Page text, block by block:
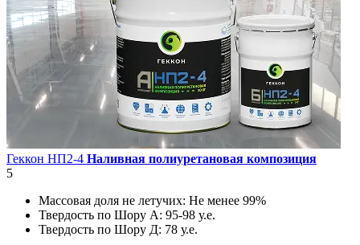
Геккон НП2-4 Наливная полиуретановая композиция
5
Массовая доля не летучих: Не менее 99%
Твердость по Шору А: 95-98 у.е.
Твердость по Шору Д: 78 у.е.